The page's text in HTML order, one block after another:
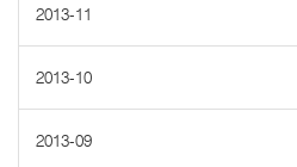
2013-11
2013-10
2013-09